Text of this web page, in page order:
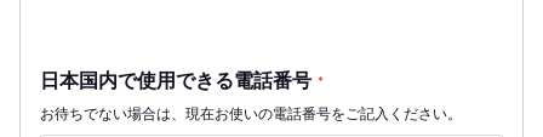
日本国内で使用できる電話番号 *
お待ちでない場合は、現在お使いの電話番号をご記入ください。